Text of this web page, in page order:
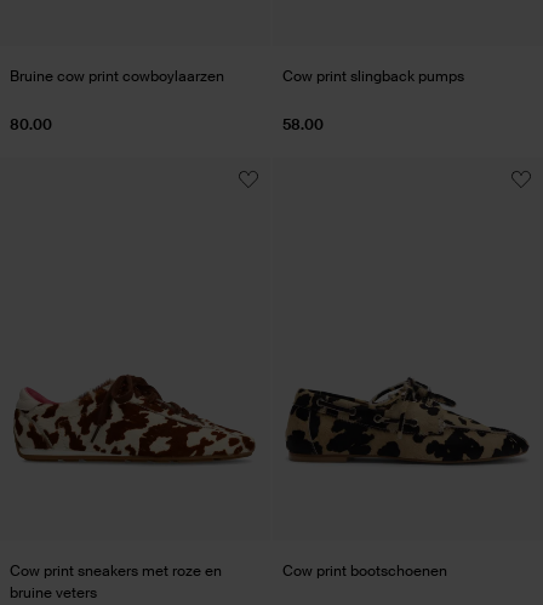
Bruine cow print cowboylaarzen
80.00
Cow print slingback pumps
58.00
Cow print sneakers met roze en
bruine veters
Cow print bootschoenen